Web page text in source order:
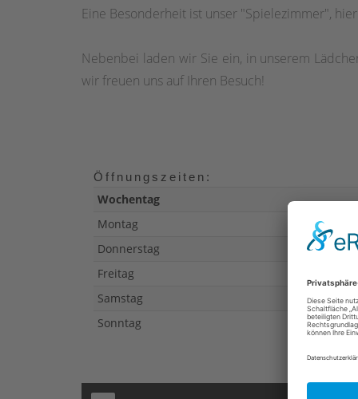
Eine Besonderheit ist unser "Spielezimmer",
Nebenbei laden wir Sie ein, in unserem
wir freuen uns auf Ihren Besuch!
Öffnungszeiten:
Wochentag
Montag
Donnerstag
Freitag
Samstag
Sonntag